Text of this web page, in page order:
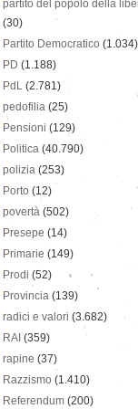
partito del popolo della
(30)
Partito Democratico (1.034)
PD (1.188)
PdL (2.781)
pedofilia (25)
Pensioni (129)
Politica (40.790)
polizia (253)
Porto (12)
povertà (502)
Presepe (14)
Primarie (149)
Prodi (52)
Provincia (139)
radici e valori (3.682)
RAI (359)
rapine (37)
Razzismo (1.410)
Referendum (200)